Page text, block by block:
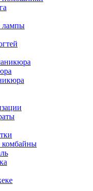
лампы
комбайны